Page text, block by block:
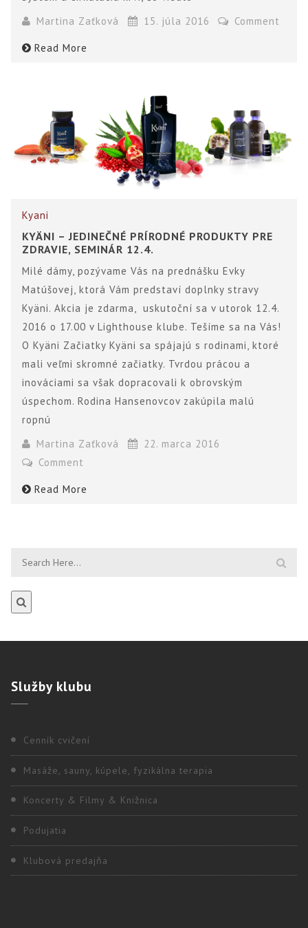
Martina Zaťková
15. júla 2016 Comment
Read More
Kyani
KYÄNI – JEDINEČNÉ PRÍRODNÉ PRODUKTY PRE
ZDRAVIE, SEMINÁR 12.4.
Milé dámy, pozývame Vás na prednášku Evky
Matúšovej, ktorá Vám predstaví doplnky stravy
Kyäni. Akcia je zdarma, uskutoční sa v utorok 12.4.
2016 o 17.00 v Lighthouse klube. Tešíme sa na Vás!
O Kyäni Začiatky Kyäni sa spájajú s rodinami, ktoré
mali veľmi skromné začiatky. Tvrdou prácou a
inováciami sa však dopracovali k obrovským
úspechom. Rodina Hansenovcov zakúpila malú
ropnú
Martina Zaťková
22. marca 2016
Comment
Read More
Službyklubu
Cenník cvičení
Masáže, sauny, kúpele, fyzikálna terapia
Koncerty & Filmy & Knižnica
Podujatia
Klubová predajňa